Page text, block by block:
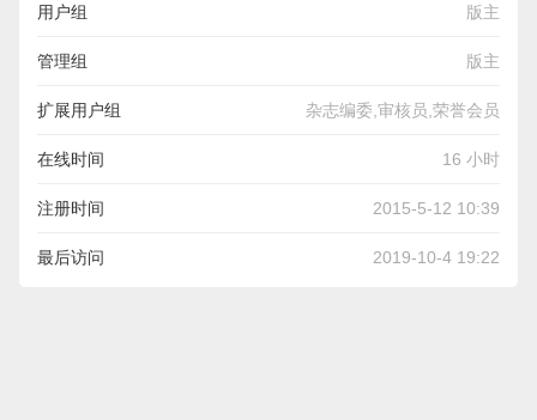
用户组 版主
管理组 版主
扩展用户组 杂志编委,审核员,荣誉会员
在线时间 16 小时
注册时间 2015-5-12 10:39
最后访问 2019-10-4 19:22